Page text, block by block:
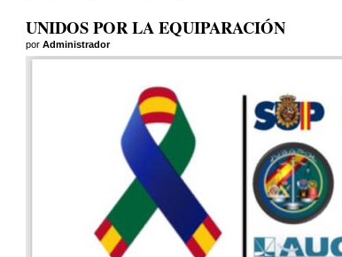
UNIDOS POR LA EQUIPARACIÓN
porAdministrador